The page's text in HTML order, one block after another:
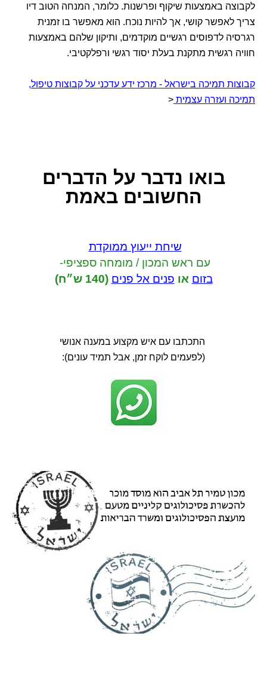
לקבוצה באמצעות שיקוף ופרשנות. כלומר, המנחה הטוב דיו
צריך לאפשר קושי, אך להיות נוכח. הוא מאפשר בו זמנית
רגרסיה לדפוסים רגשיים מוקדמים, ותיקון שלהם באמצעות
חוויה רגשית מתקנת בעלת יסוד רגשי ורפלקטיבי.
קבוצות תמיכה בישראל - מרכז ידע עדכני על קבוצות טיפול,
תמיכה ועזרה עצמית <
בואו נדבר על הדברים
החשובים באמת
שיחת ייעוץ ממוקדת
עם ראש המכון / מומחה ספציפי-
בזום או פנים אל פנים (140 ש״ח)
התכתבו עם איש מקצוע במענה אנושי
(לפעמים לוקח זמן, אבל תמיד עונים):